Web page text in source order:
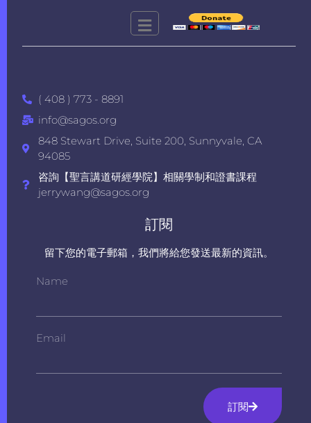
( 408 ) 773 - 8891
info@sagos.org
848 Stewart Drive, Suite 200, Sunnyvale, CA
94085
咨詢【聖言講道研經學院】相關學制和證書課程
jerrywang@sagos.org
訂閱
留下您的電子郵箱，我們將給您發送最新的資訊。
Name
Email
訂閱